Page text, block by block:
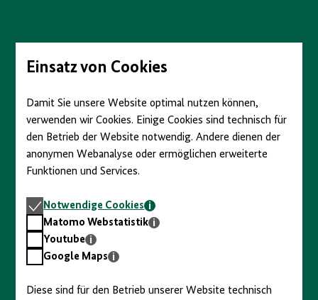
Seiteninhalt
springenEinsatz von Cookies
Damit Sie unsere Website optimal nutzen können,
verwenden wir Cookies. Einige Cookies sind technisch für
den Betrieb der Website notwendig. Andere dienen der
anonymen Webanalyse oder ermöglichen erweiterte
Funktionen und Services.
Notwendige
Cookies
Notwendige Cookies
Matomo
Webstatistik
Matomo Webstatistik
Youtube
Youtube
GoogleGoogle Maps
Diese sind für den Betrieb unserer Website technisch